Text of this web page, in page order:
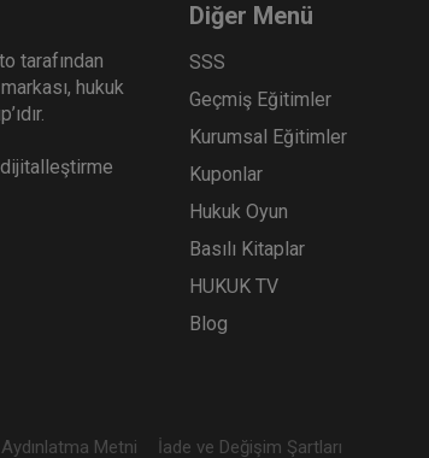
tarafından
hukuk
Diğer Menü
SSS
Geçmiş Eğitimler
Kurumsal Eğitimler
Kuponlar
Hukuk Oyun
Basılı Kitaplar
HUKUK TV
Blog
Metni İade ve Değişim Şartları